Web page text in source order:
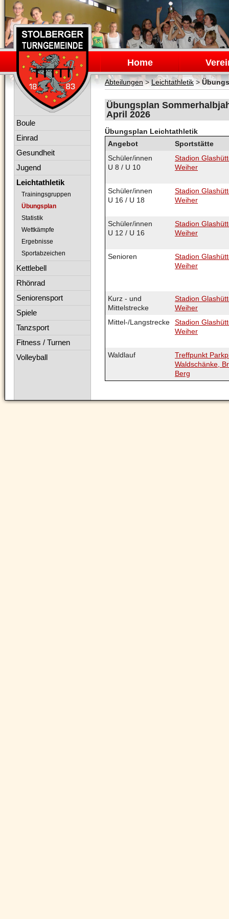
Navigation
überspringen
Home
Abteilungen>Leichtathletik >
Übungsplan
April 2026
Übungsplan Leichtathletik
Angebot
Sportstätte
Schüler/innen
U 8 / U 10
Stadion
Weiher
Schüler/innen
U 16 / U 18
Stadion
Weiher
Schüler/innen
U 12 / U 16
Stadion
Weiher
Senioren
Stadion
Weiher
Kurz - und
Mittelstrecke
Stadion
Weiher
Mittel-/Langstrecke
Stadion
Weiher
Waldlauf
Treffpunkt
Waldschänke,
Berg
Navigation
Boule
Einrad
Gesundheit
Jugend
Leichtathletik
Trainingsgruppen
Übungsplan
Statistik
Wettkämpfe
Ergebnisse
Sportabzeichen
Kettlebell
Rhönrad
Seniorensport
Spiele
Tanzsport
Fitness / Turnen
Volleyball
Navigation